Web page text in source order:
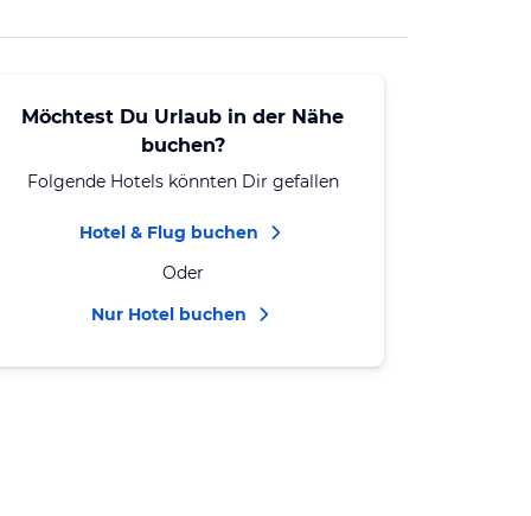
Möchtest Du Urlaub in der Nähe
buchen?
Folgende Hotels könnten Dir gefallen
Hotel & Flug buchen
Oder
Nur Hotel buchen